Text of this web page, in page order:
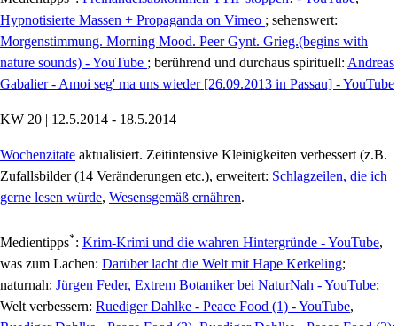
Hypnotisierte Massen + Propaganda on Vimeo ; sehenswert:
Morgenstimmung. Morning Mood. Peer Gynt. Grieg.(begins with
nature sounds) - YouTube ; berührend und durchaus spirituell: Andreas
Gabalier - Amoi seg' ma uns wieder [26.09.2013 in Passau] - YouTube
KW 20 | 12.5.2014 - 18.5.2014
Wochenzitate aktualisiert. Zeitintensive Kleinigkeiten verbessert (z.B.
Zufallsbilder (14 Veränderungen etc.), erweitert: Schlagzeilen, die ich
gerne lesen würde, Wesensgemäß ernähren.
Medientipps*: Krim-Krimi und die wahren Hintergründe - YouTube,
was zum Lachen: Darüber lacht die Welt mit Hape Kerkeling;
naturnah: Jürgen Feder, Extrem Botaniker bei NaturNah - YouTube;
Welt verbessern: Ruediger Dahlke - Peace Food (1) - YouTube,